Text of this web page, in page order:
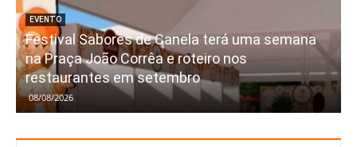
EVENTO
Festival Sabores de Canela terá uma semana
na Praça João Corrêa e roteiro nos
restaurantes em setembro
08/08/2026